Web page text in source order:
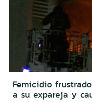
Femicidio
a su expareja y